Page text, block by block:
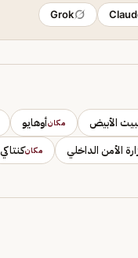
Grok
الأبيض مكانأوهايو
الأمن الداخلي مكانكنتاكي